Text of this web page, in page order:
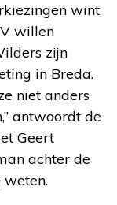
wint
willen
zijn
in Breda.
niet anders
antwoordt de
Geert
achter de
weten.